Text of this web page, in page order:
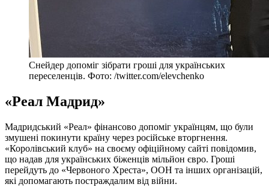
Снейдер допоміг зібрати гроші для українських
переселенців. Фото: /twitter.com/elevchenko
«Реал Мадрид»
Мадридський «Реал» фінансово допоміг українцям, що були
змушені покинути країну через російське вторгнення.
«Королівський клуб» на своєму офіційному сайті повідомив,
що надав для українських біженців мільйон євро. Гроші
перейдуть до «Червоного Хреста», ООН та інших організацій,
які допомагають постраждалим від війни.